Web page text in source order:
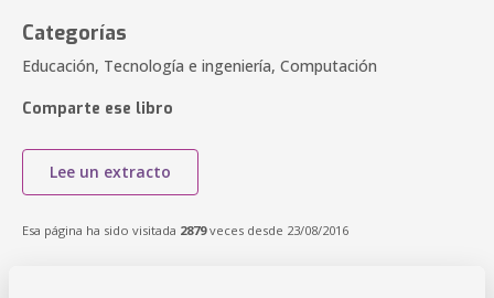
Categorías
Educación, Tecnología e ingeniería, Computación
Comparte ese libro
Lee un extracto
Esa página ha sido visitada 2879veces desde 23/08/2016